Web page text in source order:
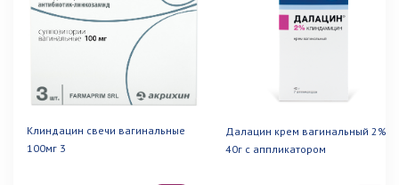
Клиндацин свечи вагинальные
100мг 3
Далацин крем вагинальный 2%
40г с аппликатором